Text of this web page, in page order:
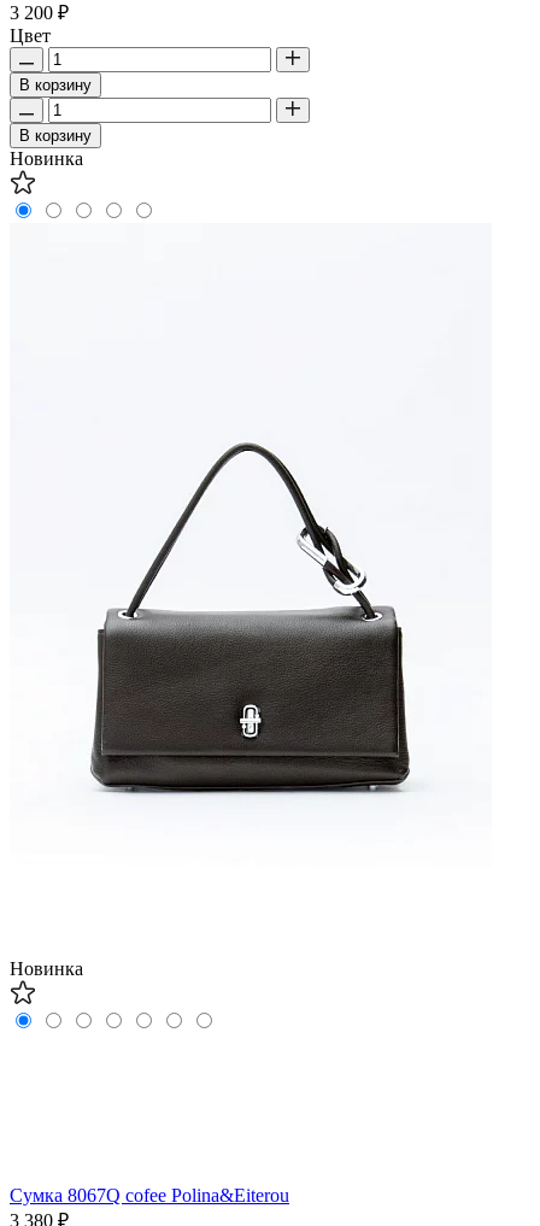
3 200 ₽
Цвет
В корзину
В корзину
Новинка
Новинка
Сумка 8067Q cofee Polina&Eiterou
3 380 ₽